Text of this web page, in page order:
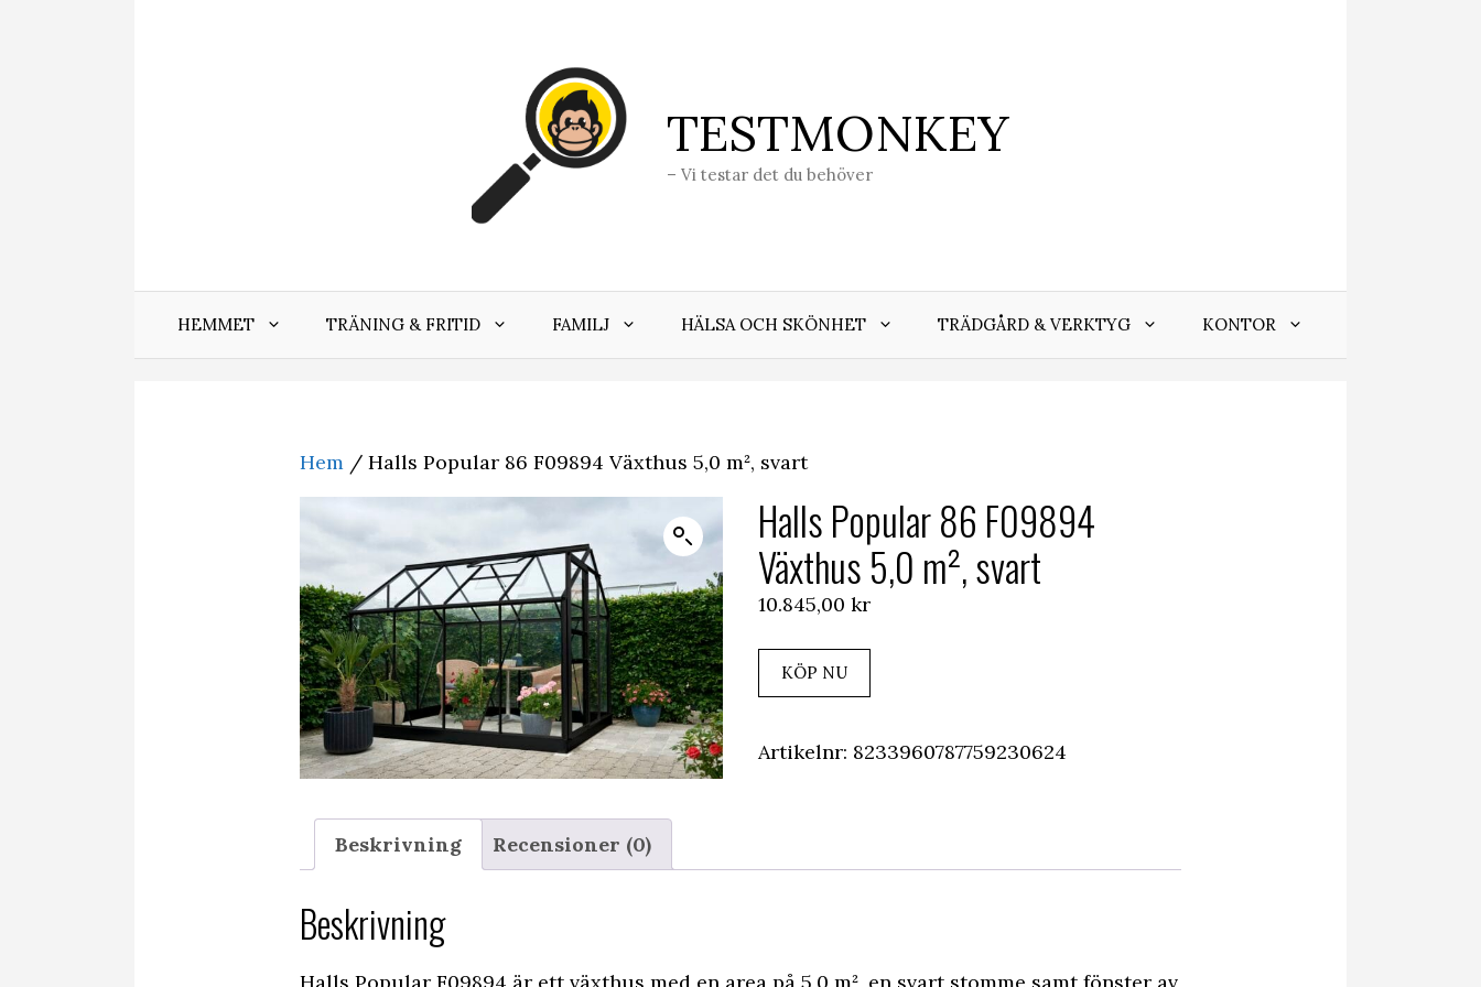
TESTMONKEY
– Vi testar det du behöver
HEMMET TRÄNING & FRITID FAMILJ HÄLSA OCH SKÖNHET TRÄDGÅRD & VERKTYG KONTOR
Hem / Halls Popular 86 F09894 Växthus 5,0 m², svart
Halls Popular 86 F09894
Växthus 5,0 m², svart
10.845,00 kr
KÖP NU
Artikelnr: 8233960787759230624
Beskrivning Recensioner (0)
Beskrivning